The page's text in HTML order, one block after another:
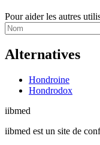
Pour aider les autres
Alternatives
Hondroine
Hondrodox
iibmed
iibmed est un site de